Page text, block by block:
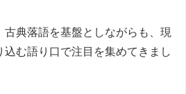
典落語を基盤としながらも、現
む語り口で注目を集めてきまし